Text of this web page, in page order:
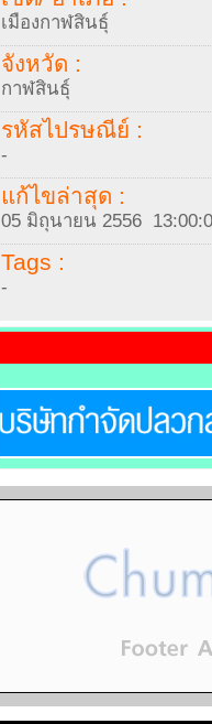
เมืองกาฬสินธุ์
จังหวัด :
กาฬสินธุ์
รหัสไปรษณีย์ :
-
แก้ไขล่าสุด :
05 มิถุนายน 2556
Tags :
-